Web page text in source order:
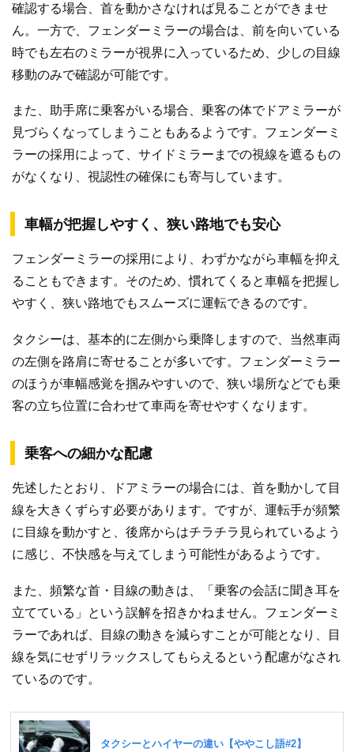
確認する場合、首を動かさなければ見ることができませ
ん。一方で、フェンダーミラーの場合は、前を向いている
時でも左右のミラーが視界に入っているため、少しの目線
移動のみで確認が可能です。
また、助手席に乗客がいる場合、乗客の体でドアミラーが
見づらくなってしまうこともあるようです。フェンダーミ
ラーの採用によって、サイドミラーまでの視線を遮るもの
がなくなり、視認性の確保にも寄与しています。
車幅が把握しやすく、狭い路地でも安心
フェンダーミラーの採用により、わずかながら車幅を抑え
ることもできます。そのため、慣れてくると車幅を把握し
やすく、狭い路地でもスムーズに運転できるのです。
タクシーは、基本的に左側から乗降しますので、当然車両
の左側を路肩に寄せることが多いです。フェンダーミラー
のほうが車幅感覚を掴みやすいので、狭い場所などでも乗
客の立ち位置に合わせて車両を寄せやすくなります。
乗客への細かな配慮
先述したとおり、ドアミラーの場合には、首を動かして目
線を大きくずらす必要があります。ですが、運転手が頻繁
に目線を動かすと、後席からはチラチラ見られているよう
に感じ、不快感を与えてしまう可能性があるようです。
また、頻繁な首・目線の動きは、「乗客の会話に聞き耳を
立てている」という誤解を招きかねません。フェンダーミ
ラーであれば、目線の動きを減らすことが可能となり、目
線を気にせずリラックスしてもらえるという配慮がなされ
ているのです。